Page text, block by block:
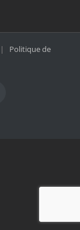
| Politique de